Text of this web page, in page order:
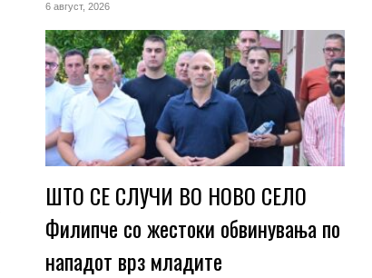
6 август, 2026
ШТО СЕ СЛУЧИ ВО НОВО СЕЛО
Филипче со жестоки обвинувања по
нападот врз младите